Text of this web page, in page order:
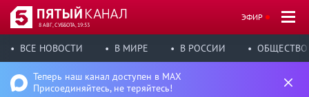
8 АВГ, СУББОТА, 19:53
ЭФИР
ВСЕ НОВОСТИ В МИРЕ В РОССИИ ОБЩЕСТВО
Теперь наш канал доступен в MAX
Присоединяйтесь, не теряйтесь!